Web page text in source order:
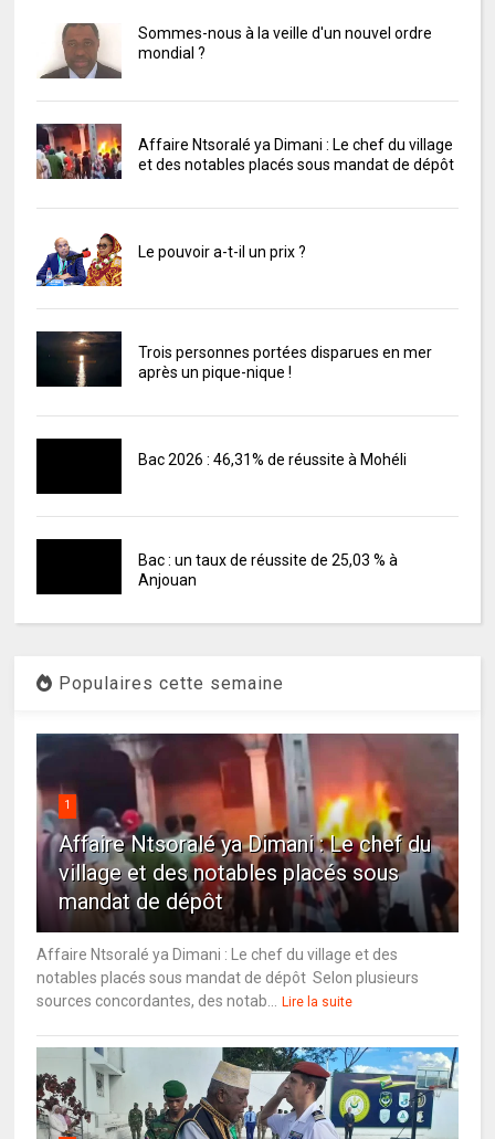
Sommes-nous à la veille d'un nouvel ordre
mondial ?
Affaire Ntsoralé ya Dimani : Le chef du village
et des notables placés sous mandat de dépôt
Le pouvoir a-t-il un prix ?
Trois personnes portées disparues en mer
après un pique-nique !
Bac 2026 : 46,31% de réussite à Mohéli
Bac : un taux de réussite de 25,03 % à
Anjouan
Populaires cette semaine
1
Affaire Ntsoralé ya Dimani : Le chef du
village et des notables placés sous
mandat de dépôt
Affaire Ntsoralé ya Dimani : Le chef du village et des
notables placés sous mandat de dépôt Selon plusieurs
sources concordantes, des notab... Lire la suite